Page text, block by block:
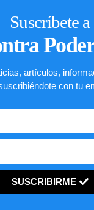
son
Suscríbete a
artículos,
con tu
SUSCRIBIRME